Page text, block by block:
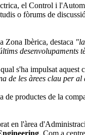
el Control i
o fòrums de
Zona Ibèrica, destaca
desenvolupaments
s'ha impulsat aquest
les àrees clau per al
productes de la
en l'àrea
. Com a